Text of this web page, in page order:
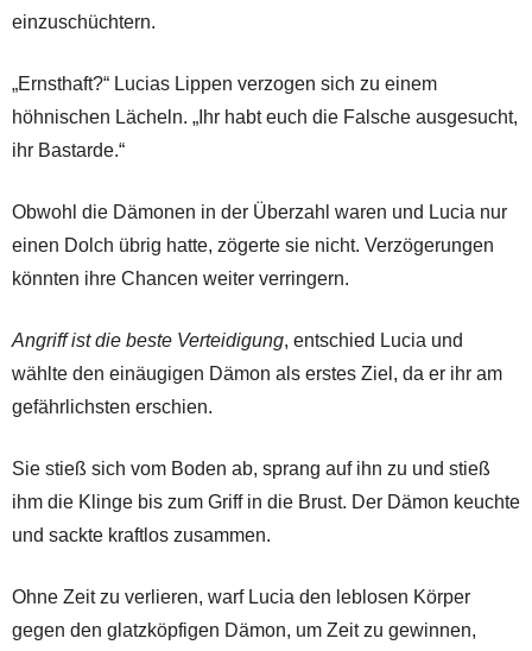
einzuschüchtern.
„Ernsthaft?“ Lucias Lippen verzogen sich zu einem
höhnischen Lächeln. „Ihr habt euch die Falsche ausgesucht,
ihr Bastarde.“
Obwohl die Dämonen in der Überzahl waren und Lucia nur
einen Dolch übrig hatte, zögerte sie nicht. Verzögerungen
könnten ihre Chancen weiter verringern.
Angriff ist die beste Verteidigung, entschied Lucia und
wählte den einäugigen Dämon als erstes Ziel, da er ihr am
gefährlichsten erschien.
Sie stieß sich vom Boden ab, sprang auf ihn zu und stieß
ihm die Klinge bis zum Griff in die Brust. Der Dämon keuchte
und sackte kraftlos zusammen.
Ohne Zeit zu verlieren, warf Lucia den leblosen Körper
gegen den glatzköpfigen Dämon, um Zeit zu gewinnen,